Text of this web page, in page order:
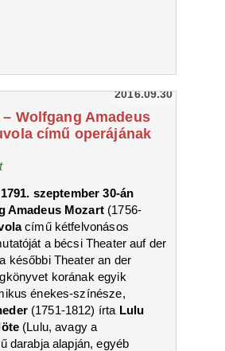
2016.09.30
Wolfgang Amadeus
című operájának
1791. szeptember 30-án
Amadeus Mozart(1756-
című kétfelvonásos
a bécsi Theater auf der
későbbi Theater an der
korának egyik
énekes-színésze,
(1751-1812) írta Lulu
(Lulu, avagy a
darabja alapján, egyéb